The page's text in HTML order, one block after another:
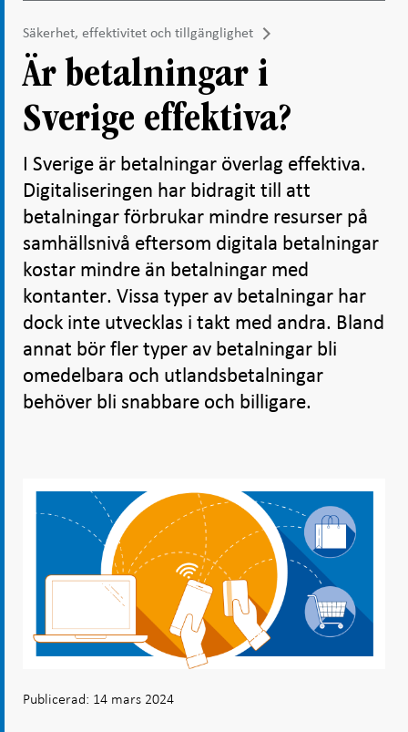
Säkerhet, effektivitet och tillgänglighet
Är betalningar i
Sverige effektiva?
I Sverige är betalningar överlag effektiva.
Digitaliseringen har bidragit till att
betalningar förbrukar mindre resurser på
samhällsnivå eftersom digitala betalningar
kostar mindre än betalningar med
kontanter. Vissa typer av betalningar har
dock inte utvecklas i takt med andra. Bland
annat bör fler typer av betalningar bli
omedelbara och utlandsbetalningar
behöver bli snabbare och billigare.
Publicerad: 14 mars 2024